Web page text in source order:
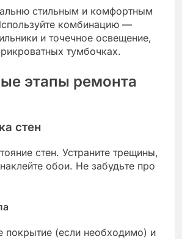
стильным и комфортным
комбинацию —
и точечное освещение,
тумбочках.
этапы ремонта
стен
стен. Устраните трещины,
обои. Не забудьте про
покрытие (если необходимо) и